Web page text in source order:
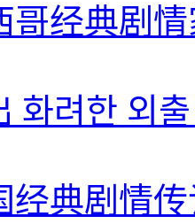
哥经典剧
화려한 외
经典剧情